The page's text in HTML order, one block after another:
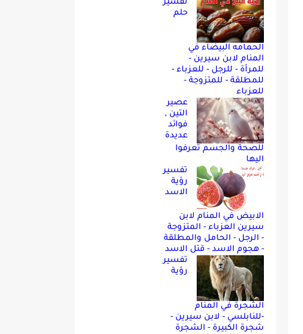
تفسير
حلم
الحمامه البيضاء في
المنام لابن سيرين -
للمرأة - للرجل - للعزباء -
للمطلقة - للمتزوجة -
للعزباء
عصير
التين ,
فوائد
عديدة
للصحة والجسم تعرفوا
اليها
تفسير
رؤية
الاسد
الابيض في المنام لابن
سيرين العزباء - المتزوجة
- الرجل - الحامل والمطلقة
- هجوم الاسد - قتل الاسد
تفسير
رؤية
الشجرة في المنام
-للنابلسي - لابن سيرين -
شجرة الكبيرة - الشجرة